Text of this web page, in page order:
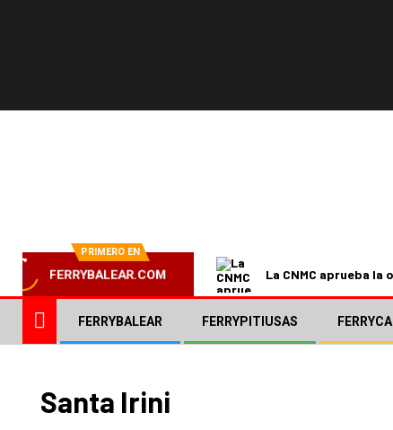
PRIMERO EN
FERRYBALEAR.COM La CNMC aprueba
FERRYBALEAR FERRYPITIUSAS
Santa Irini